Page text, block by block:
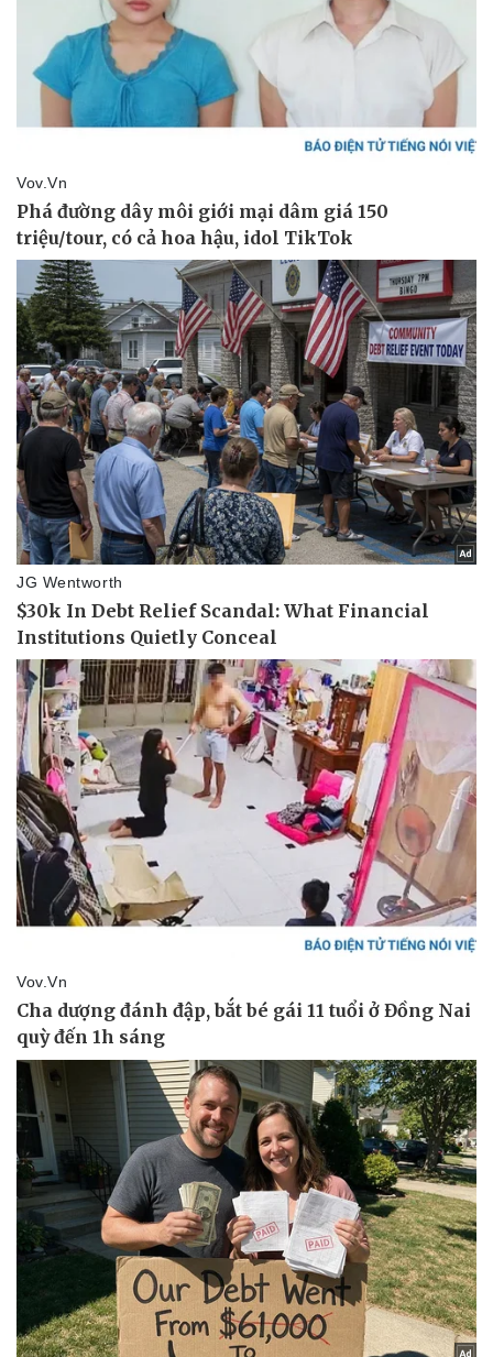
Pháp luật
Vụ án
Tin nóng
Tư vấn luật
Vũ khí
Việt Nam
Phân tích